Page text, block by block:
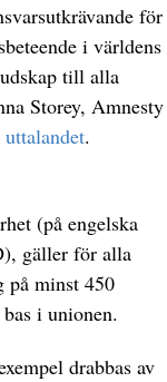
för
i världens
till alla
Storey, Amnesty
.
(på engelska
gäller för alla
på minst 450
i unionen.
drabbas av